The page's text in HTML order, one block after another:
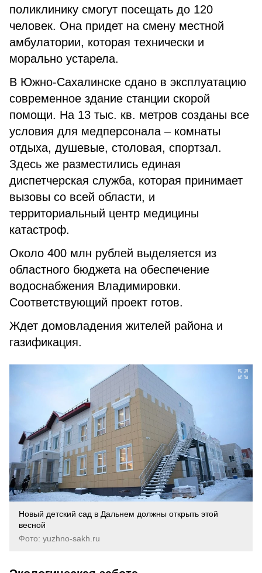
поликлинику смогут посещать до 120
человек. Она придет на смену местной
амбулатории, которая технически и
морально устарела.
В Южно-Сахалинске сдано в эксплуатацию
современное здание станции скорой
помощи. На 13 тыс. кв. метров созданы все
условия для медперсонала – комнаты
отдыха, душевые, столовая, спортзал.
Здесь же разместились единая
диспетчерская служба, которая принимает
вызовы со всей области, и
территориальный центр медицины
катастроф.
Около 400 млн рублей выделяется из
областного бюджета на обеспечение
водоснабжения Владимировки.
Соответствующий проект готов.
Ждет домовладения жителей района и
газификация.
Новый детский сад в Дальнем должны открыть этой
весной
Фото: yuzhno-sakh.ru